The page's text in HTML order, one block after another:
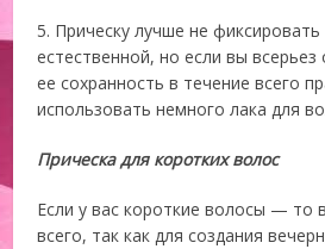
5. Прическу лучше не
естественной, но если вы всерьез
ее сохранность в течение всего
использовать немного лака для
Прическа для коротких волос
Если у вас короткие волосы — то
всего, так как для создания